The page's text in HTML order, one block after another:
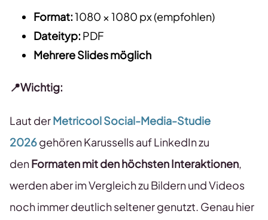
Format:1080 × 1080 px (empfohlen)
Dateityp: PDF
Mehrere Slides möglich
📍Wichtig:
Laut derMetricool Social-Media-Studie
2026gehören Karussells auf LinkedIn zu
denFormaten mit den höchsten Interaktionen,
werden aber im Vergleich zu Bildern und Videos
noch immer deutlich seltener genutzt. Genau hier